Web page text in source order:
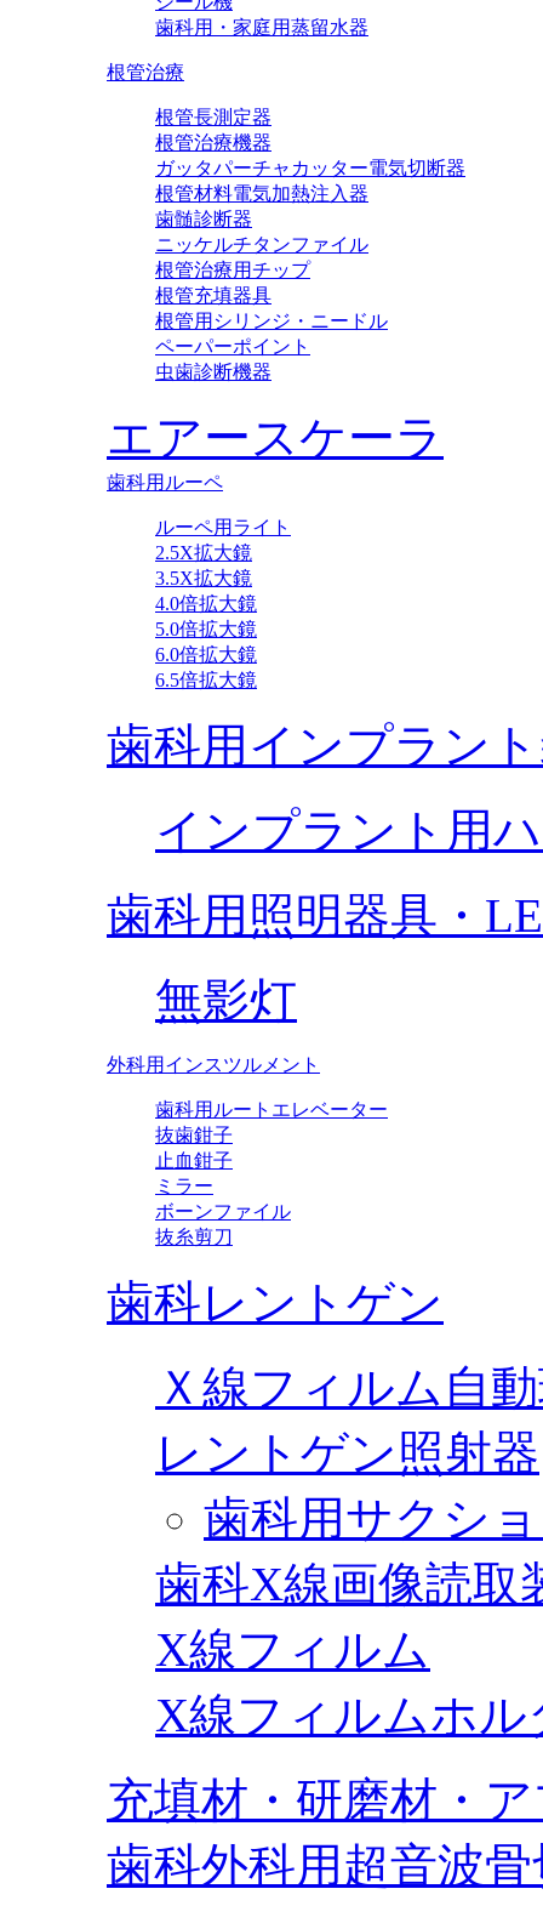
歯科用・家庭用蒸留水器
根管治療
根管長測定器
根管治療機器
ガッタパーチャカッター電気切断器
根管材料電気加熱注入器
歯髄診断器
ニッケルチタンファイル
根管治療用チップ
根管充填器具
根管用シリンジ・ニードル
ペーパーポイント
虫歯診断機器
エアースケーラ
歯科用ルーペ
ルーペ用ライト
2.5X拡大鏡
3.5X拡大鏡
4.0倍拡大鏡
5.0倍拡大鏡
6.0倍拡大鏡
6.5倍拡大鏡
歯科用インプラン
インプラント用
歯科用照明器具・
無影灯
外科用インスツルメント
歯科用ルートエレベーター
抜歯鉗子
止血鉗子
ミラー
ボーンファイル
抜糸剪刀
歯科レントゲン
Ｘ線フィルム自
レントゲン照射器
歯科用サクシ
歯科X線画像読取
X線フィルム
X線フィルムホル
充填材・研磨材・
歯科外科用超音波